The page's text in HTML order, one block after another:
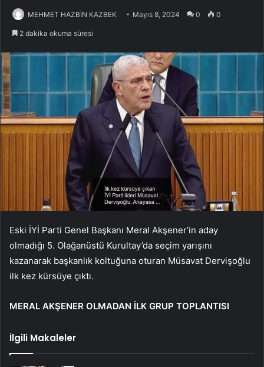
MEHMET HAZBİN KAZBEK Mayıs 8, 2024 0 0
2 dakika okuma süresi
Eski İYİ Parti Genel Başkanı Meral Akşener’in aday
olmadığı 5. Olağanüstü Kurultay’da seçim yarışını
kazanarak başkanlık koltuğuna oturan Müsavat Dervişoğlu
ilk kez kürsüye çıktı.
MERAL AKŞENER OLMADAN İLK GRUP TOPLANTISI
İlgili Makaleler